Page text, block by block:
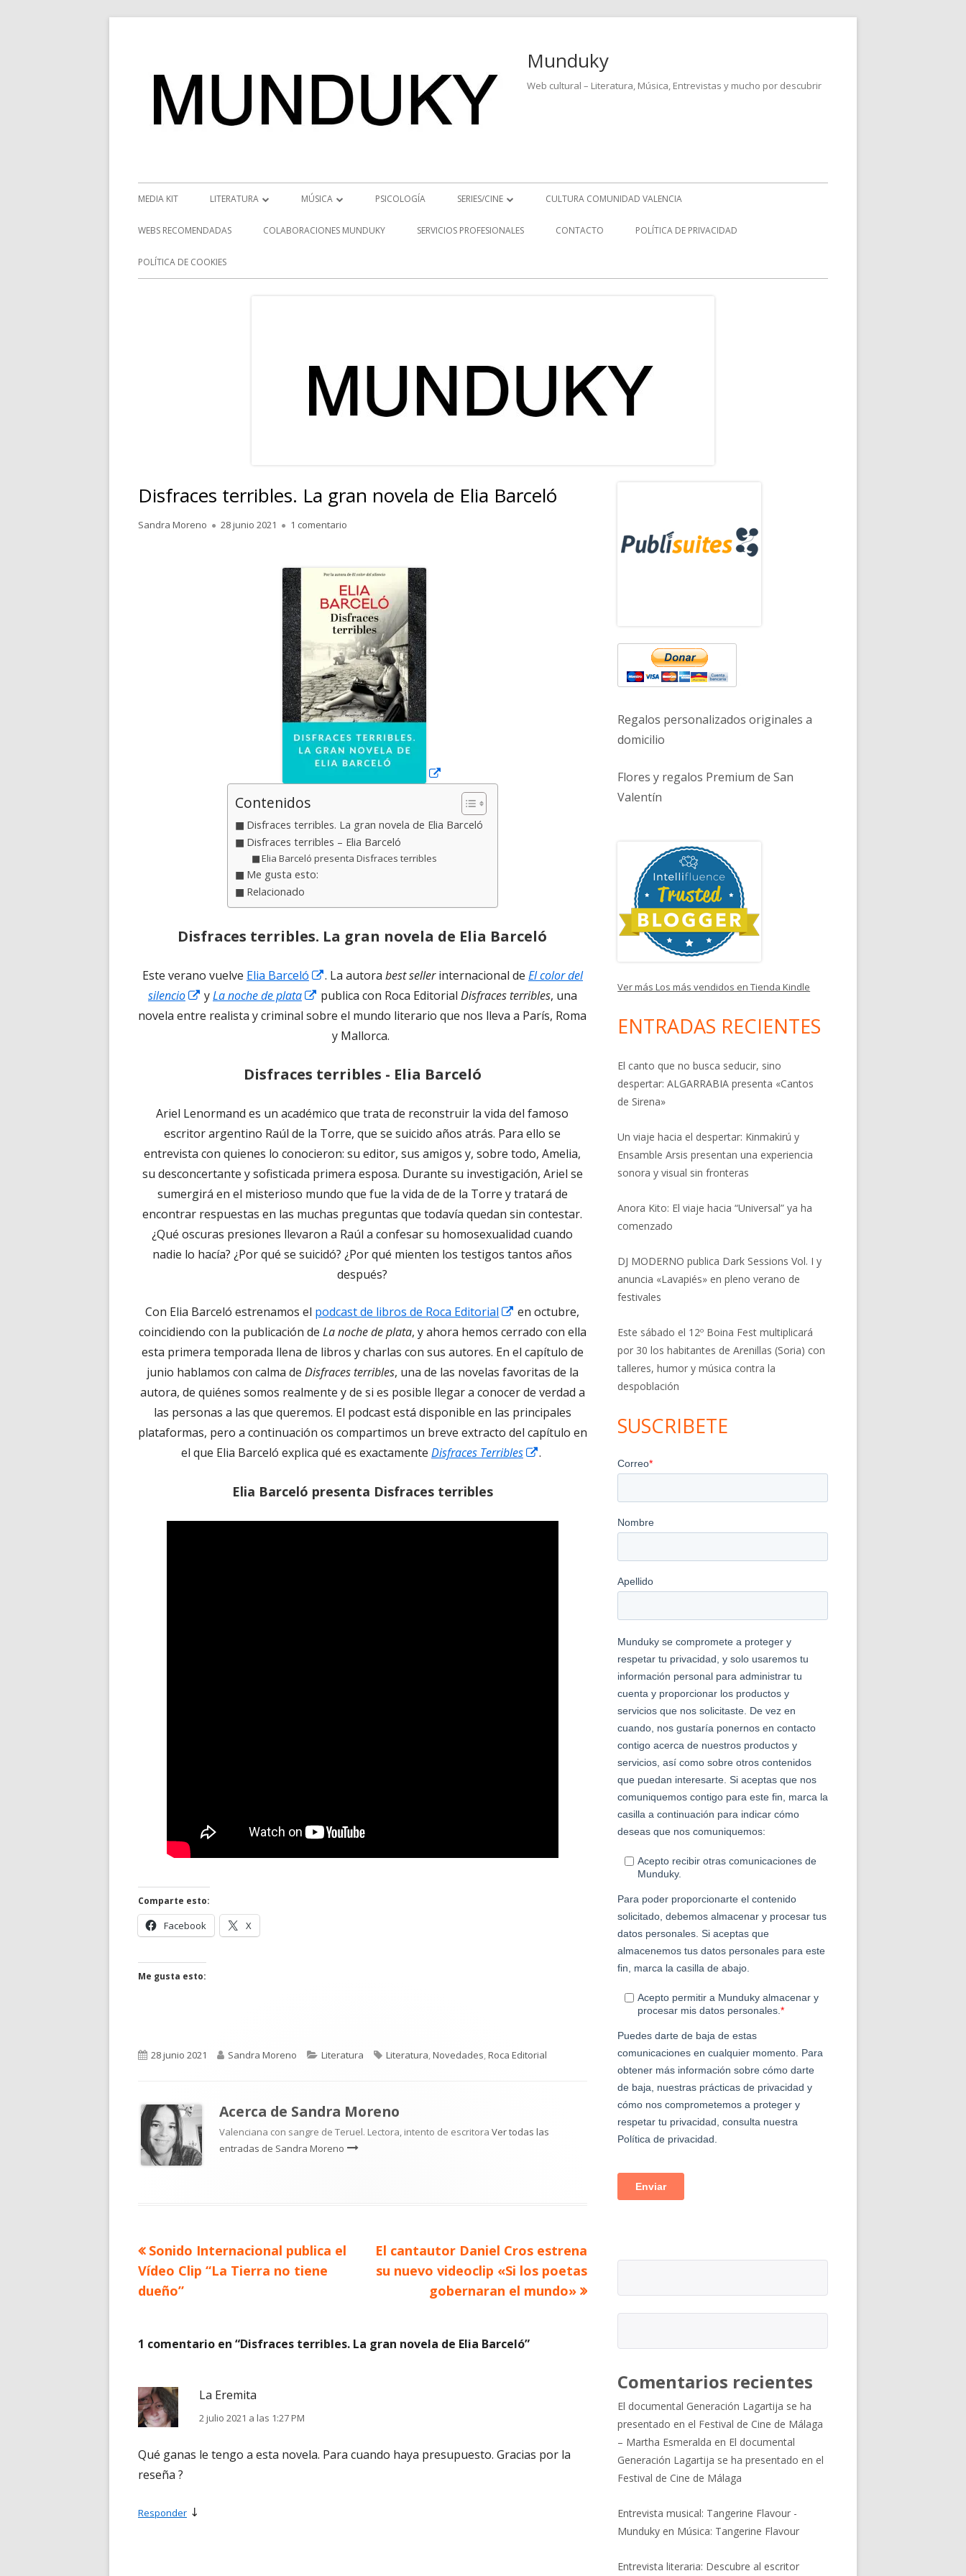
Munduky
Web cultural – Literatura, Música, Entrevistas y mucho por descubrir
Menú
principal
MEDIA KIT LITERATURA
RESEÑAS
NOVEDADES
MÚSICA
NOTICIAS MUSICALES
PSICOLOGÍA SERIES/CINE
SERIES
CULTURA COMUNIDAD VALENCIA
WEBS RECOMENDADAS COLABORACIONES MUNDUKY SERVICIOS PROFESIONALES CONTACTO POLÍTICA DE PRIVACIDAD
POLÍTICA DE COOKIES
Disfraces terribles. La gran novela de Elia Barceló
Autor
Sandra Moreno
Publicado
28 junio 2021 1 comentario
Contenidos
Disfraces terribles. La gran novela de Elia Barceló
Disfraces terribles – Elia Barceló
Elia Barceló presenta Disfraces terribles
Me gusta esto:
Relacionado
Disfraces terribles. La gran novela de Elia Barceló
Este verano vuelve Elia Barceló
Abrir
en
una
ventana
. La autora best sellerinternacional de El color del
silencio
Abrir
en
yLa noche de plata
Abrir
en
una
nueva
publica con Roca Editorial Disfraces terribles, una
novela entre realista y criminal sobre el mundo literario que nos lleva a París, Roma
y Mallorca.
Disfraces terribles - Elia Barceló
Ariel Lenormand es un académico que trata de reconstruir la vida del famoso
escritor argentino Raúl de la Torre, que se suicido años atrás. Para ello se
entrevista con quienes lo conocieron: su editor, sus amigos y, sobre todo, Amelia,
su desconcertante y sofisticada primera esposa. Durante su investigación, Ariel se
sumergirá en el misterioso mundo que fue la vida de de la Torre y tratará de
encontrar respuestas en las muchas preguntas que todavía quedan sin contestar.
¿Qué oscuras presiones llevaron a Raúl a confesar su homosexualidad cuando
nadie lo hacía? ¿Por qué se suicidó? ¿Por qué mienten los testigos tantos años
después?
Con Elia Barceló estrenamos el podcast de libros de Roca Editorial
Abrir
en
una
ventana
nueva
en octubre,
coincidiendo con la publicación de La noche de plata, y ahora hemos cerrado con ella
esta primera temporada llena de libros y charlas con sus autores. En el capítulo de
junio hablamos con calma de Disfraces terribles, una de las novelas favoritas de la
autora, de quiénes somos realmente y de si es posible llegar a conocer de verdad a
las personas a las que queremos. El podcast está disponible en las principales
plataformas, pero a continuación os compartimos un breve extracto del capítulo en
el que Elia Barceló explica qué es exactamente Disfraces Terribles
Abrir
.
Elia Barceló presenta Disfraces terribles
Comparte esto:
Facebook
Abrir
en
X
en
Me gusta esto:
Publicado
28 junio 2021 Autor
Sandra Moreno Categorías
Literatura Etiquetas
Literatura,Novedades,Roca Editorial
Acerca de Sandra Moreno
Valenciana con sangre de Teruel. Lectora, intento de escritora Ver todas las
entradas de Sandra Moreno
Navegación
de
Artículo
anterior
Sonido Internacional publica el
Vídeo Clip “La Tierra no tiene
dueño”
Artículo
siguiente
El cantautor Daniel Cros estrena
su nuevo videoclip «Si los poetas
gobernaran el mundo»
1 comentario en “Disfraces terribles. La gran novela de Elia Barceló”
La Eremita
2 julio 2021 a las 1:27 PM
Qué ganas le tengo a esta novela. Para cuando haya presupuesto. Gracias por la
reseña ?
Responder ↓
lateral
principal
Regalos personalizados originales a
domicilio
Flores y regalos Premium de San
Valentín
Ver más Los más vendidos en Tienda Kindle
ENTRADAS RECIENTES
El canto que no busca seducir, sino
despertar: ALGARRABIA presenta «Cantos
de Sirena»
Un viaje hacia el despertar: Kinmakirú y
Ensamble Arsis presentan una experiencia
sonora y visual sin fronteras
Anora Kito: El viaje hacia “Universal” ya ha
comenzado
DJ MODERNO publica Dark Sessions Vol. I y
anuncia «Lavapiés» en pleno verano de
festivales
Este sábado el 12º Boina Fest multiplicará
por 30 los habitantes de Arenillas (Soria) con
talleres, humor y música contra la
despoblación
SUSCRIBETE
Comentarios recientes
El documental Generación Lagartija se ha
presentado en el Festival de Cine de Málaga
– Martha Esmeralda en El documental
Generación Lagartija se ha presentado en el
Festival de Cine de Málaga
Entrevista musical: Tangerine Flavour -
Munduky en Música: Tangerine Flavour
Entrevista literaria: Descubre al escritor